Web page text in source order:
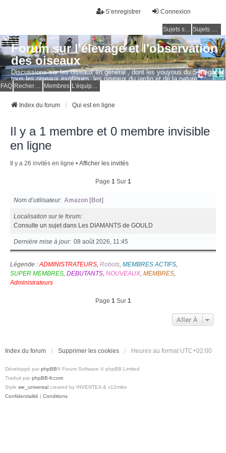
Connexion
S’enregistrer
Sujets sans réponse Sujets actifs
Forum sur l'élevage et l'observation
des oiseaux
Discussions sur les oiseaux en général , dont les youyous du Sénégal et
tous les oiseaux exotiques, les oiseaux du jardin et de la nature.
Questions, photos, expériences.
FAQ Membres
Index du forum Qui est en ligne
Il y a 1 membre et 0 membre invisible
en ligne
Il y a 26 invités en ligne • Afficher les invités
Page 1 Sur 1
Nom d’utilisateur Amazon [Bot]
Localisation sur le forum
Consulte un sujet dans Les DIAMANTS de GOULD
Dernière mise à jour 08 août 2026, 11:45
Légende : ADMINISTRATEURS Robots MEMBRES ACTIFS
SUPER MEMBRES DEBUTANTS NOUVEAUX MEMBRES
Administrateurs
Page 1 Sur 1
Aller À
Index du forum Supprimer les cookies Heures au format UTC+02:00
Développé par phpBB® Forum Software © phpBB Limited
Traduit par phpBB-fr.com
Style we_universal created by INVENTEA & v12mike
Confidentialité | Conditions